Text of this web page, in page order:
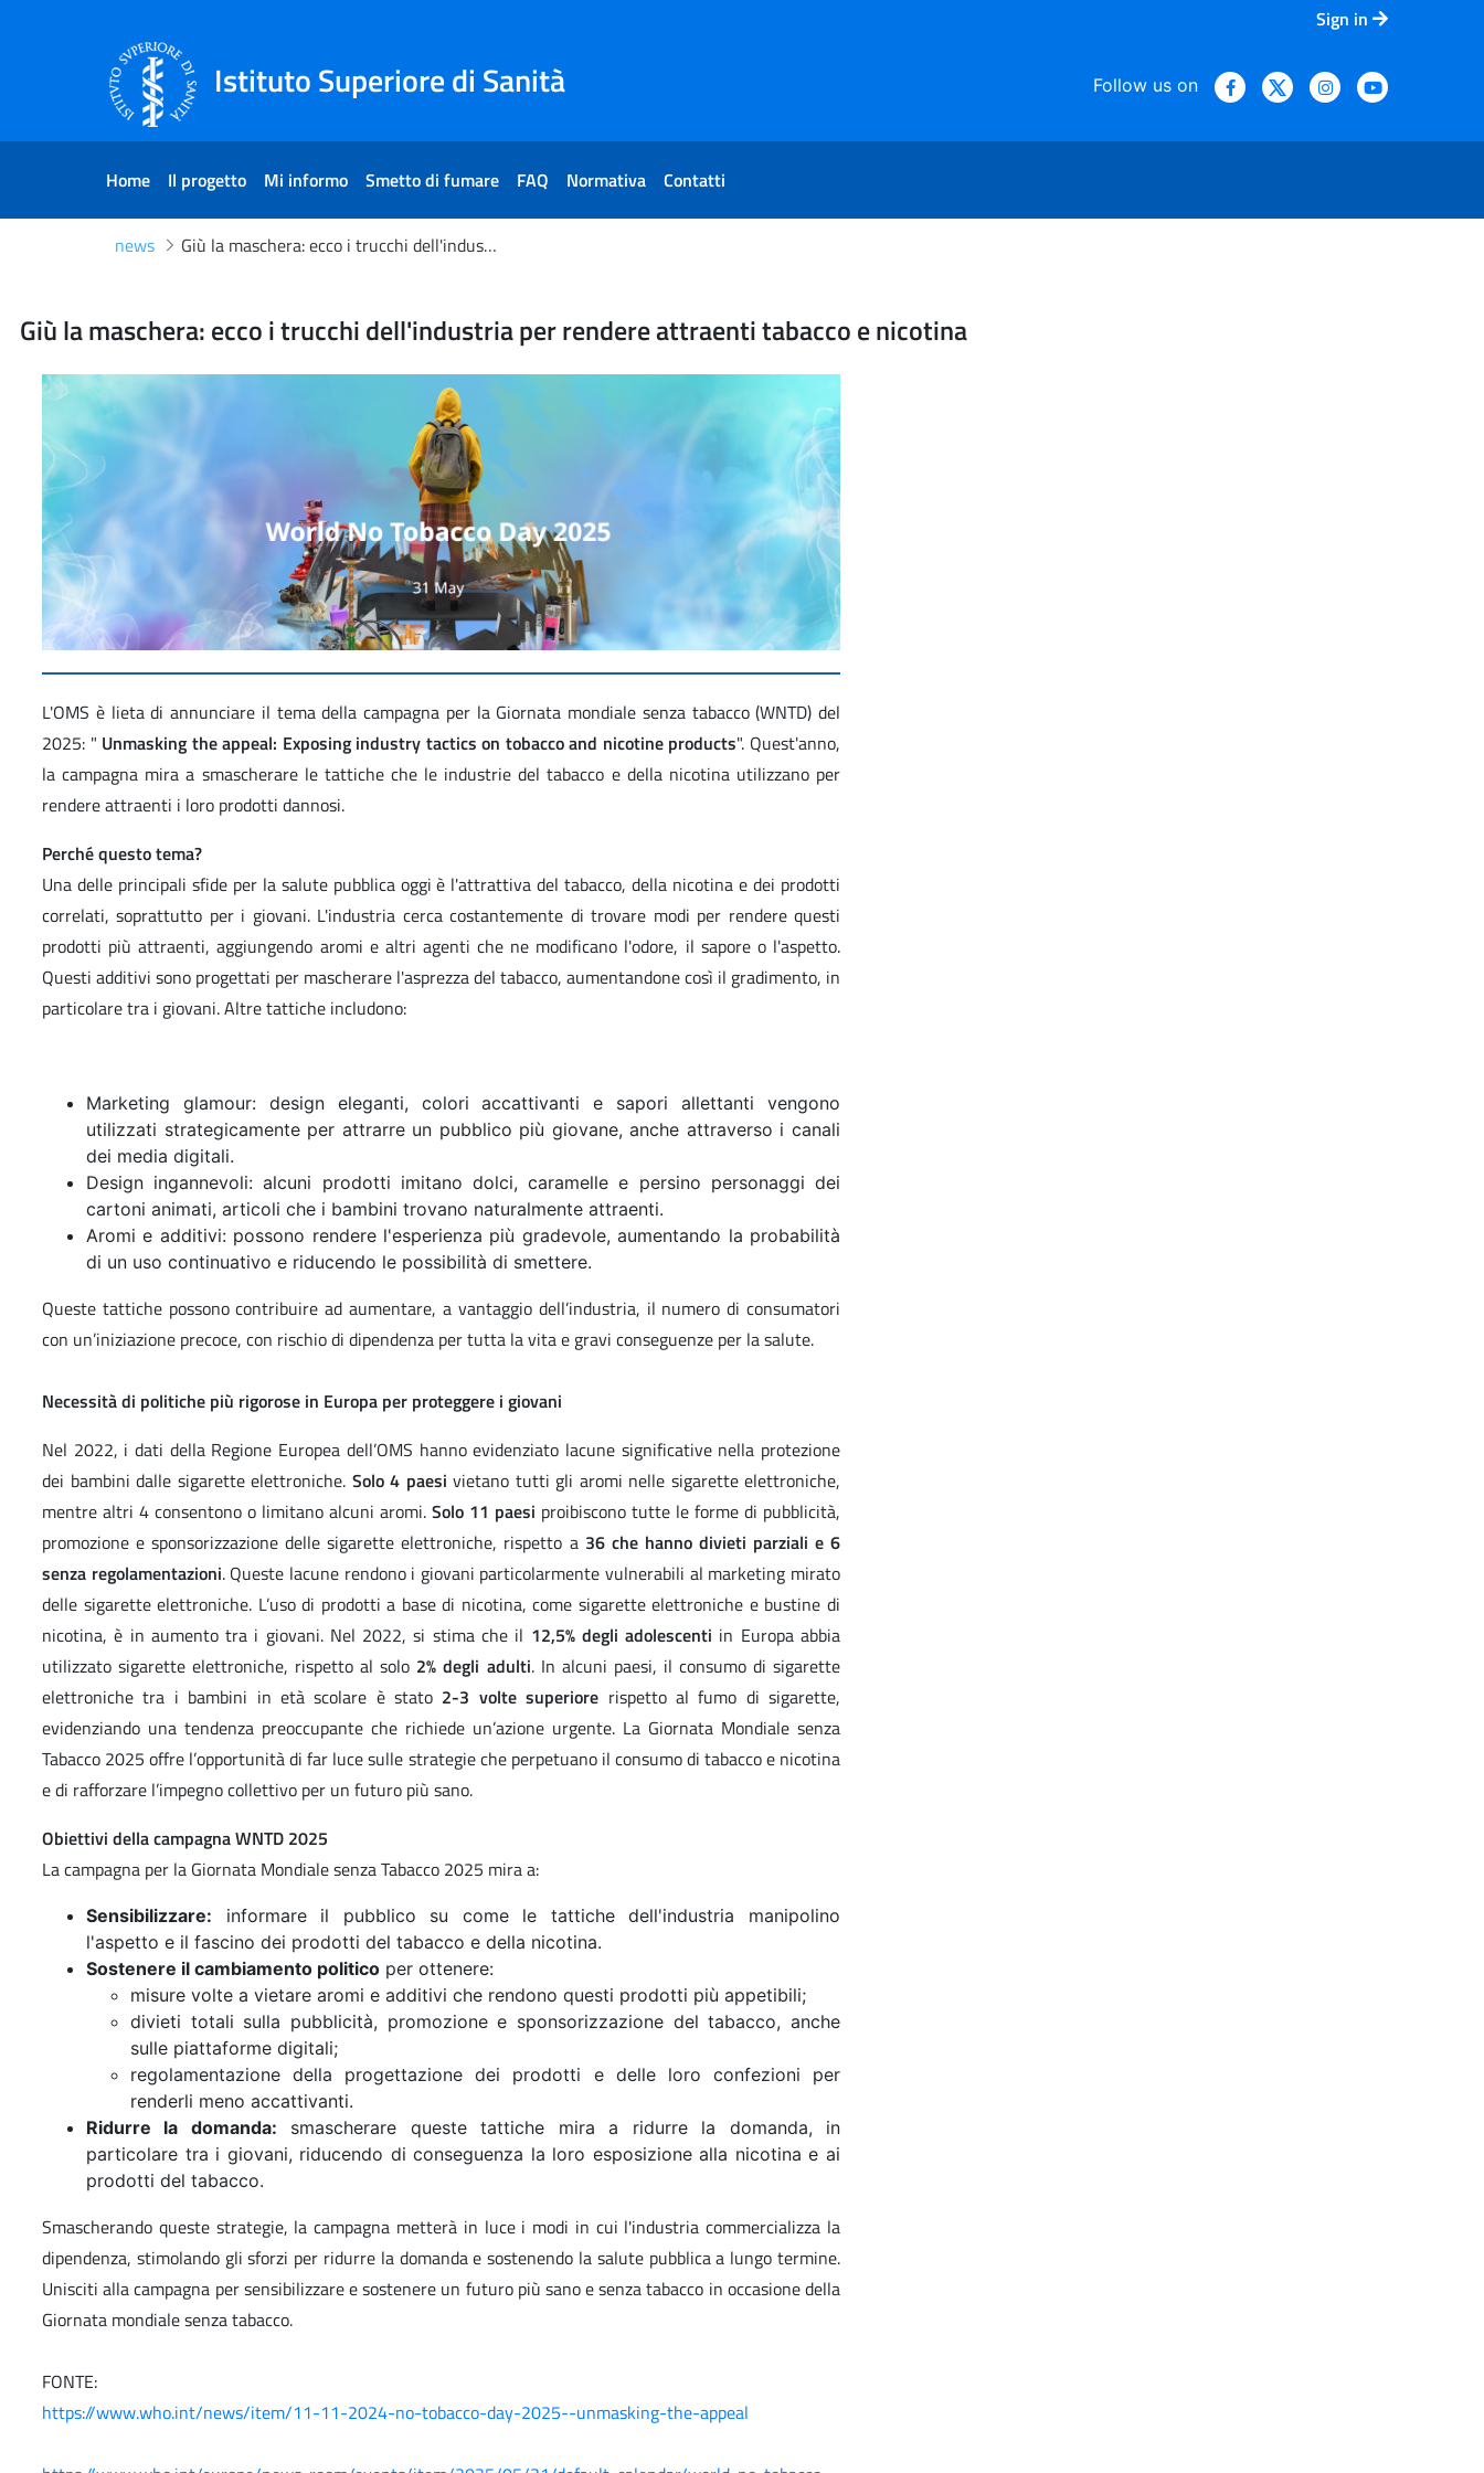
Sign in
Istituto Superiore di Sanità Follow us on
Home Il progetto Mi informo Smetto di fumare FAQ Normativa Contatti
news Giù la maschera: ecco i trucchi dell'industria per rendere attraenti tabacco e nicotina
Giù la maschera: ecco i trucchi dell'industria per rendere attraenti tabacco e
Giù la maschera: ecco i trucchi dell'industria per rendere attraenti tabacco e nicotina
L'OMS è lieta di annunciare il tema della campagna per la Giornata mondiale senza tabacco (WNTD) del
2025: " Unmasking the appeal: Exposing industry tactics on tobacco and nicotine products". Quest'anno,
la campagna mira a smascherare le tattiche che le industrie del tabacco e della nicotina utilizzano per
rendere attraenti i loro prodotti dannosi.
Perché questo tema?
Una delle principali sfide per la salute pubblica oggi è l'attrattiva del tabacco, della nicotina e dei prodotti
correlati, soprattutto per i giovani. L'industria cerca costantemente di trovare modi per rendere questi
prodotti più attraenti, aggiungendo aromi e altri agenti che ne modificano l'odore, il sapore o l'aspetto.
Questi additivi sono progettati per mascherare l'asprezza del tabacco, aumentandone così il gradimento, in
particolare tra i giovani. Altre tattiche includono:
Marketing glamour: design eleganti, colori accattivanti e sapori allettanti vengono
utilizzati strategicamente per attrarre un pubblico più giovane, anche attraverso i canali
dei media digitali.
Design ingannevoli: alcuni prodotti imitano dolci, caramelle e persino personaggi dei
cartoni animati, articoli che i bambini trovano naturalmente attraenti.
Aromi e additivi: possono rendere l'esperienza più gradevole, aumentando la probabilità
di un uso continuativo e riducendo le possibilità di smettere.
Queste tattiche possono contribuire ad aumentare, a vantaggio dell’industria, il numero di consumatori
con un’iniziazione precoce, con rischio di dipendenza per tutta la vita e gravi conseguenze per la salute.
Necessità di politiche più rigorose in Europa per proteggere i giovani
Nel 2022, i dati della Regione Europea dell’OMS hanno evidenziato lacune significative nella protezione
dei bambini dalle sigarette elettroniche. Solo 4 paesi vietano tutti gli aromi nelle sigarette elettroniche,
mentre altri 4 consentono o limitano alcuni aromi. Solo 11 paesi proibiscono tutte le forme di pubblicità,
promozione e sponsorizzazione delle sigarette elettroniche, rispetto a 36 che hanno divieti parziali e 6
senza regolamentazioni. Queste lacune rendono i giovani particolarmente vulnerabili al marketing mirato
delle sigarette elettroniche. L’uso di prodotti a base di nicotina, come sigarette elettroniche e bustine di
nicotina, è in aumento tra i giovani. Nel 2022, si stima che il 12,5% degli adolescenti in Europa abbia
utilizzato sigarette elettroniche, rispetto al solo 2% degli adulti. In alcuni paesi, il consumo di sigarette
elettroniche tra i bambini in età scolare è stato 2-3 volte superiore rispetto al fumo di sigarette,
evidenziando una tendenza preoccupante che richiede un’azione urgente. La Giornata Mondiale senza
Tabacco 2025 offre l’opportunità di far luce sulle strategie che perpetuano il consumo di tabacco e nicotina
e di rafforzare l’impegno collettivo per un futuro più sano.
Obiettivi della campagna WNTD 2025
La campagna per la Giornata Mondiale senza Tabacco 2025 mira a:
Sensibilizzare: informare il pubblico su come le tattiche dell'industria manipolino
l'aspetto e il fascino dei prodotti del tabacco e della nicotina.
Sostenere il cambiamento politico per ottenere:
misure volte a vietare aromi e additivi che rendono questi prodotti più appetibili;
divieti totali sulla pubblicità, promozione e sponsorizzazione del tabacco, anche
sulle piattaforme digitali;
regolamentazione della progettazione dei prodotti e delle loro confezioni per
renderli meno accattivanti.
Ridurre la domanda: smascherare queste tattiche mira a ridurre la domanda, in
particolare tra i giovani, riducendo di conseguenza la loro esposizione alla nicotina e ai
prodotti del tabacco.
Smascherando queste strategie, la campagna metterà in luce i modi in cui l'industria commercializza la
dipendenza, stimolando gli sforzi per ridurre la domanda e sostenendo la salute pubblica a lungo termine.
Unisciti alla campagna per sensibilizzare e sostenere un futuro più sano e senza tabacco in occasione della
Giornata mondiale senza tabacco.
FONTE:
https://www.who.int/news/item/11-11-2024-no-tobacco-day-2025--unmasking-the-appeal